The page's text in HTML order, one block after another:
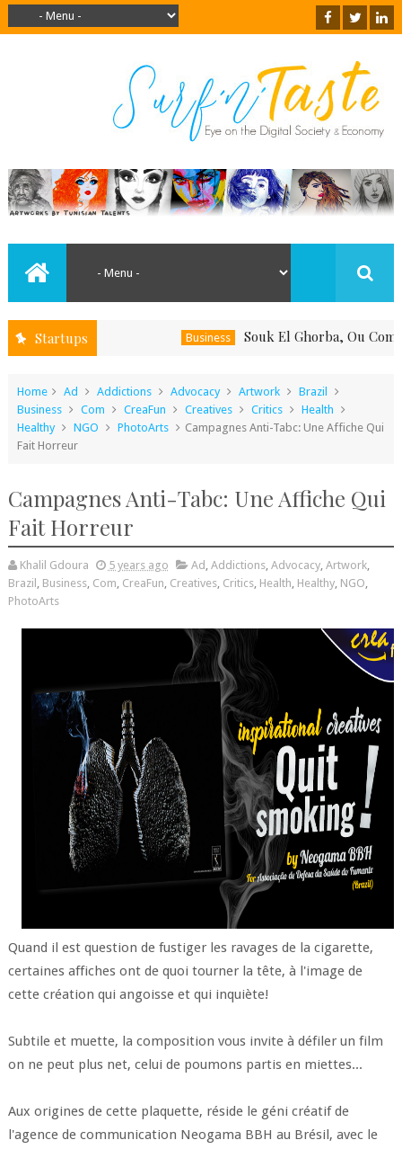
Startups Business Souk El Ghorba, Ou Comment
Home Ad Addictions Advocacy Artwork
Brazil
Business
Com CreaFun Creatives Critics
Health
Healthy
NGO PhotoArts
Campagnes Anti-Tabc: Une Affiche Qui
Fait Horreur
Campagnes Anti-Tabc: Une Affiche Qui
Fait Horreur
Khalil Gdoura 5 years ago Ad , Addictions, Advocacy, Artwork,
Brazil , Business, Com, CreaFun, Creatives, Critics, Health, Healthy, NGO,
PhotoArts
Quand il est question de fustiger les ravages de la cigarette,
certaines affiches ont de quoi tourner la tête, à l'image de
cette création qui angoisse et qui inquiète!
Subtile et muette, la composition vous invite à défiler un film
on ne peut plus net, celui de poumons partis en miettes...
Aux origines de cette plaquette, réside le géni créatif de
l'agence de communication Neogama BBH au Brésil, avec le